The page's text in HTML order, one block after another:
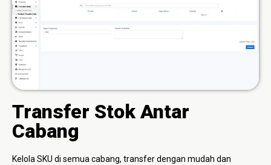
Transfer Stok Antar
Cabang
Kelola SKU di semua cabang, transfer dengan mudah dan